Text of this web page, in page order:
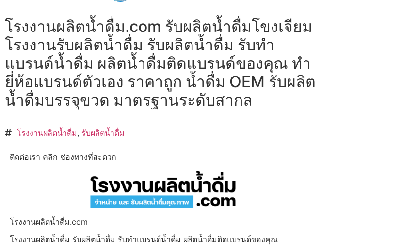
โรงงานผลิตน้ำดื่ม.com รับผลิตน้ำดื่มโขงเจียม
โรงงานรับผลิตน้ำดื่ม รับผลิตน้ำดื่ม รับทำ
แบรนด์น้ำดื่ม ผลิตน้ำดื่มติดแบรนด์ของคุณ ทำ
ยี่ห้อแบรนด์ตัวเอง ราคาถูก น้ำดื่ม OEM รับผลิต
น้ำดื่มบรรจุขวด มาตรฐานระดับสากล
โรงงานผลิตน้ำดื่ม, รับผลิตน้ำดื่ม
ติดต่อเรา คลิก ช่องทางที่สะดวก
โรงงานผลิตน้ำดื่ม.com
โรงงานผลิตน้ำดื่ม รับผลิตน้ำดื่ม รับทำแบรนด์น้ำดื่ม ผลิตน้ำดื่มติดแบรนด์ของคุณ